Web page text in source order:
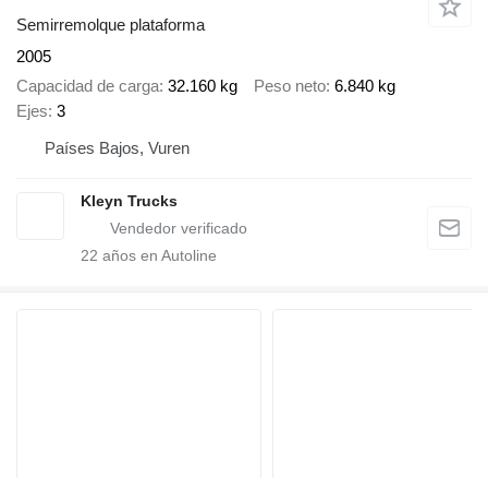
Semirremolque plataforma
2005
Capacidad de carga 32.160 kg Peso neto 6.840 kg
Ejes 3
Países Bajos, Vuren
Kleyn Trucks
22 años en Autoline